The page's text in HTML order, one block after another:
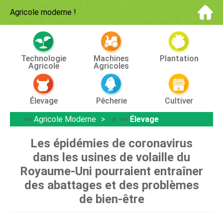
Agricole moderne !
Technologie
Agricole
Machines
Agricoles
Plantation
Élevage Pêcherie
Cultiver
>> Agricole Moderne > >> Élevage
Les épidémies de coronavirus
dans les usines de volaille du
Royaume-Uni pourraient entraîner
des abattages et des problèmes
de bien-être